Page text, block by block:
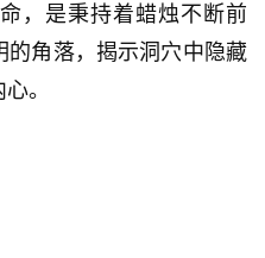
，是秉持着蜡烛不断前
角落，揭示洞穴中隐藏
。